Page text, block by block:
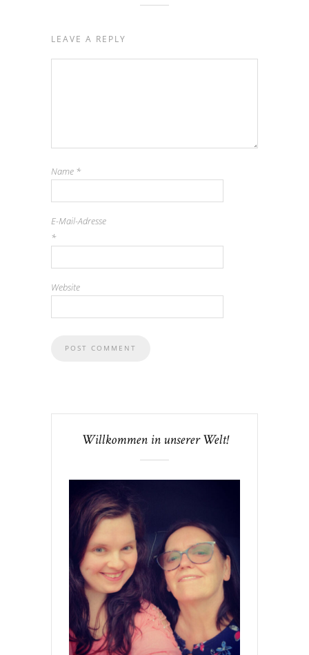
LEAVE A REPLY
Name *
E-Mail-Adresse
*
Website
Willkommen in unserer Welt!